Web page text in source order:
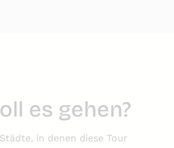
es gehen?
in denen diese Tour